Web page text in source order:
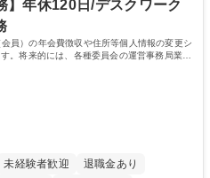
能な社会の実現に貢献してまいりま
語学力： 資格：
】年休120日/デスクワーク
員）の年会費徴収や住所等個人情報の変更シ
。将来的には、各種委員会の運営事務局業務
未経験者歓迎
退職金あり